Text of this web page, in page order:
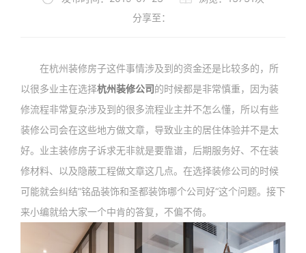
分享至：
在杭州装修房子这件事情涉及到的资金还是比较多的，所
以很多业主在选择杭州装修公司的时候都是非常慎重，因为装
修流程非常复杂涉及到的很多流程业主并不怎么懂，所以有些
装修公司会在这些地方做文章，导致业主的居住体验并不是太
好。业主装修房子诉求无非就是要靠谱，后期服务好、不在装
修材料、以及隐蔽工程做文章这几点。在选择装修公司的时候
可能就会纠结”铭品装饰和圣都装饰哪个公司好“这个问题。接下
来小编就给大家一个中肯的答复，不偏不倚。